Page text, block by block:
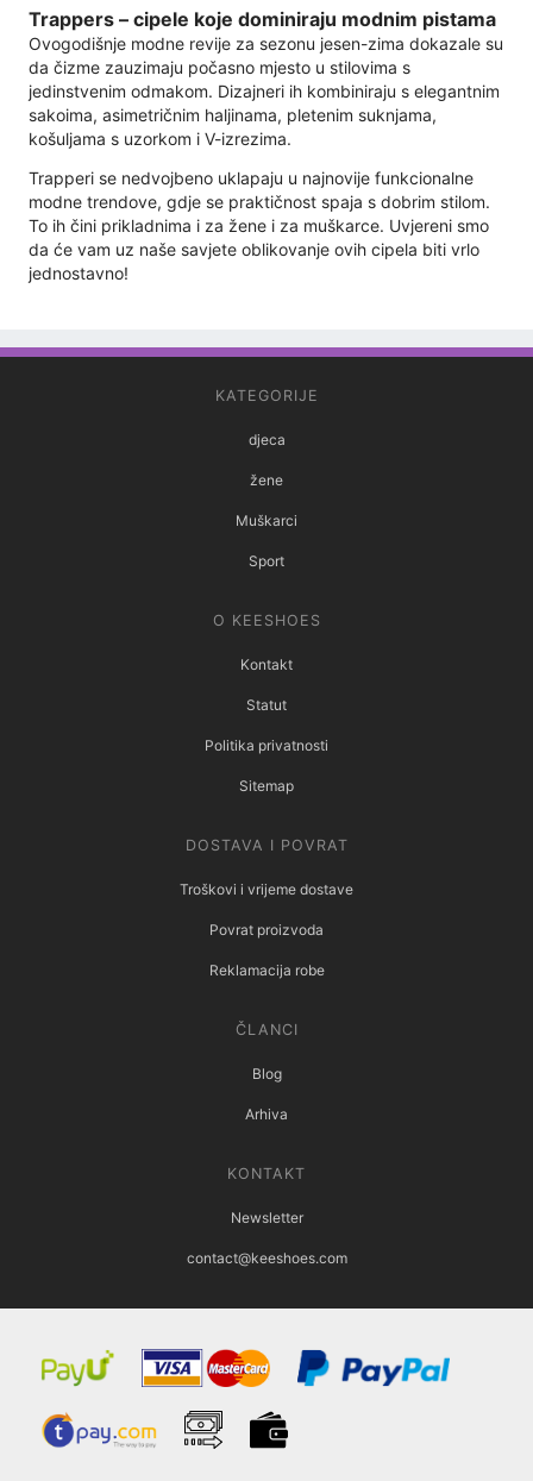
Trappers – cipele koje dominiraju modnim pistama
Ovogodišnje modne revije za sezonu jesen-zima dokazale su
da čizme zauzimaju počasno mjesto u stilovima s
jedinstvenim odmakom. Dizajneri ih kombiniraju s elegantnim
sakoima, asimetričnim haljinama, pletenim suknjama,
košuljama s uzorkom i V-izrezima.
Trapperi se nedvojbeno uklapaju u najnovije funkcionalne
modne trendove, gdje se praktičnost spaja s dobrim stilom.
To ih čini prikladnima i za žene i za muškarce. Uvjereni smo
da će vam uz naše savjete oblikovanje ovih cipela biti vrlo
jednostavno!
KATEGORIJE
djeca
žene
Muškarci
Sport
O KEESHOES
Kontakt
Statut
Politika privatnosti
Sitemap
DOSTAVA I POVRAT
Troškovi i vrijeme dostave
Povrat proizvoda
Reklamacija robe
ČLANCI
Blog
Arhiva
KONTAKT
Newsletter
contact@keeshoes.com